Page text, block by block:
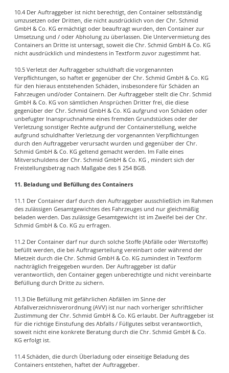
10.4 Der Auftraggeber ist nicht berechtigt, den Container selbstständig
umzusetzen oder Dritten, die nicht ausdrücklich von der Chr. Schmid
GmbH & Co. KG ermächtigt oder beauftragt wurden, den Container zur
Umsetzung und / oder Abholung zu überlassen. Die Untervermietung des
Containers an Dritte ist untersagt, soweit die Chr. Schmid GmbH & Co. KG
nicht ausdrücklich und mindestens in Textform zuvor zugestimmt hat.
10.5 Verletzt der Auftraggeber schuldhaft die vorgenannten
Verpflichtungen, so haftet er gegenüber der Chr. Schmid GmbH & Co. KG
für den hieraus entstehenden Schäden, insbesondere für Schäden an
Fahrzeugen und/oder Containern. Der Auftraggeber stellt die Chr. Schmid
GmbH & Co. KG von sämtlichen Ansprüchen Dritter frei, die diese
gegenüber der Chr. Schmid GmbH & Co. KG aufgrund von Schäden oder
unbefugter Inanspruchnahme eines fremden Grundstückes oder der
Verletzung sonstiger Rechte aufgrund der Containerstellung, welche
aufgrund schuldhafter Verletzung der vorgenannten Verpflichtungen
durch den Auftraggeber verursacht wurden und gegenüber der Chr.
Schmid GmbH & Co. KG geltend gemacht werden. Im Falle eines
Mitverschuldens der Chr. Schmid GmbH & Co. KG , mindert sich der
Freistellungsbetrag nach Maßgabe des § 254 BGB.
11. Beladung und Befüllung des Containers
11.1 Der Container darf durch den Auftraggeber ausschließlich im Rahmen
des zulässigen Gesamtgewichtes des Fahrzeuges und nur gleichmäßig
beladen werden. Das zulässige Gesamtgewicht ist im Zweifel bei der Chr.
Schmid GmbH & Co. KG zu erfragen.
11.2 Der Container darf nur durch solche Stoffe (Abfälle oder Wertstoffe)
befüllt werden, die bei Auftragserteilung vereinbart oder während der
Mietzeit durch die Chr. Schmid GmbH & Co. KG zumindest in Textform
nachträglich freigegeben wurden. Der Auftraggeber ist dafür
verantwortlich, den Container gegen unberechtigte und nicht vereinbarte
Befüllung durch Dritte zu sichern.
11.3 Die Befüllung mit gefährlichen Abfällen im Sinne der
Abfallverzeichnisverordnung (AVV) ist nur nach vorheriger schriftlicher
Zustimmung der Chr. Schmid GmbH & Co. KG erlaubt. Der Auftraggeber ist
für die richtige Einstufung des Abfalls / Füllgutes selbst verantwortlich,
soweit nicht eine konkrete Beratung durch die Chr. Schmid GmbH & Co.
KG erfolgt ist.
11.4 Schäden, die durch Überladung oder einseitige Beladung des
Containers entstehen, haftet der Auftraggeber.